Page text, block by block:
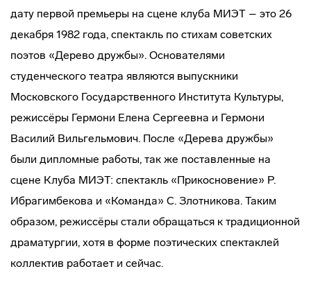
дату первой премьеры на сцене клуба МИЭТ – это 26
декабря 1982 года, спектакль по стихам советских
поэтов «Дерево дружбы». Основателями
студенческого театра являются выпускники
Московского Государственного Института Культуры,
режиссёры Гермони Елена Сергеевна и Гермони
Василий Вильгельмович. После «Дерева дружбы»
были дипломные работы, так же поставленные на
сцене Клуба МИЭТ: спектакль «Прикосновение» Р.
Ибрагимбекова и «Команда» С. Злотникова. Таким
образом, режиссёры стали обращаться к традиционной
драматургии, хотя в форме поэтических спектаклей
коллектив работает и сейчас.